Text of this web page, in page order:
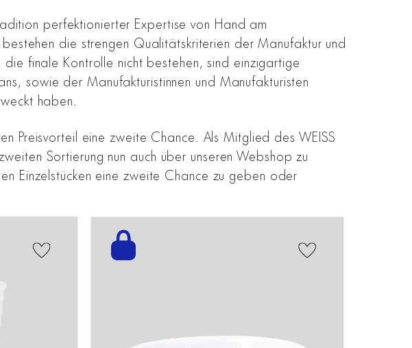
perfektionierter Expertise von Hand am
die strengen Qualitätskriterien der Manufaktur und
finale Kontrolle nicht bestehen, sind einzigartige
sowie der Manufakturistinnen und Manufakturisten
haben.
Preisvorteil eine zweite Chance. Als Mitglied des WEISS
Sortierung nun auch über unseren Webshop zu
Einzelstücken eine zweite Chance zu geben oder